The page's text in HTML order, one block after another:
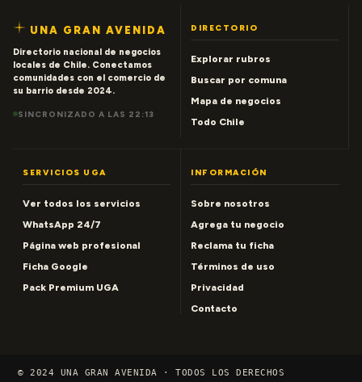
UNA GRAN AVENIDA
Directorio nacional de negocios
locales de Chile. Conectamos
comunidades con el comercio de
su barrio desde 2024.
SINCRONIZADO A LAS 22:13
DIRECTORIO
Explorar rubros
Buscar por comuna
Mapa de negocios
Todo Chile
SERVICIOS UGA
Ver todos los servicios
WhatsApp 24/7
Página web profesional
Ficha Google
Pack Premium UGA
INFORMACIÓN
Sobre nosotros
Agrega tu negocio
Reclama tu ficha
Términos de uso
Privacidad
Contacto
© 2024 UNA GRAN AVENIDA · TODOS LOS DERECHOS